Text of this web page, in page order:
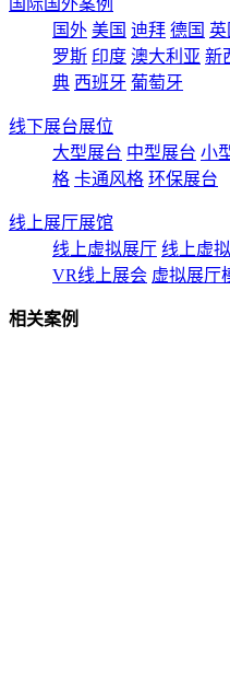
国际国外案例
国外 美国 迪拜 德国 英
罗斯 印度 澳大利亚 新
典 西班牙 葡萄牙
线下展台展位
大型展台 中型展台 小
格 卡通风格 环保展台
线上展厅展馆
线上虚拟展厅 线上虚
VR线上展会 虚拟展厅
相关案例